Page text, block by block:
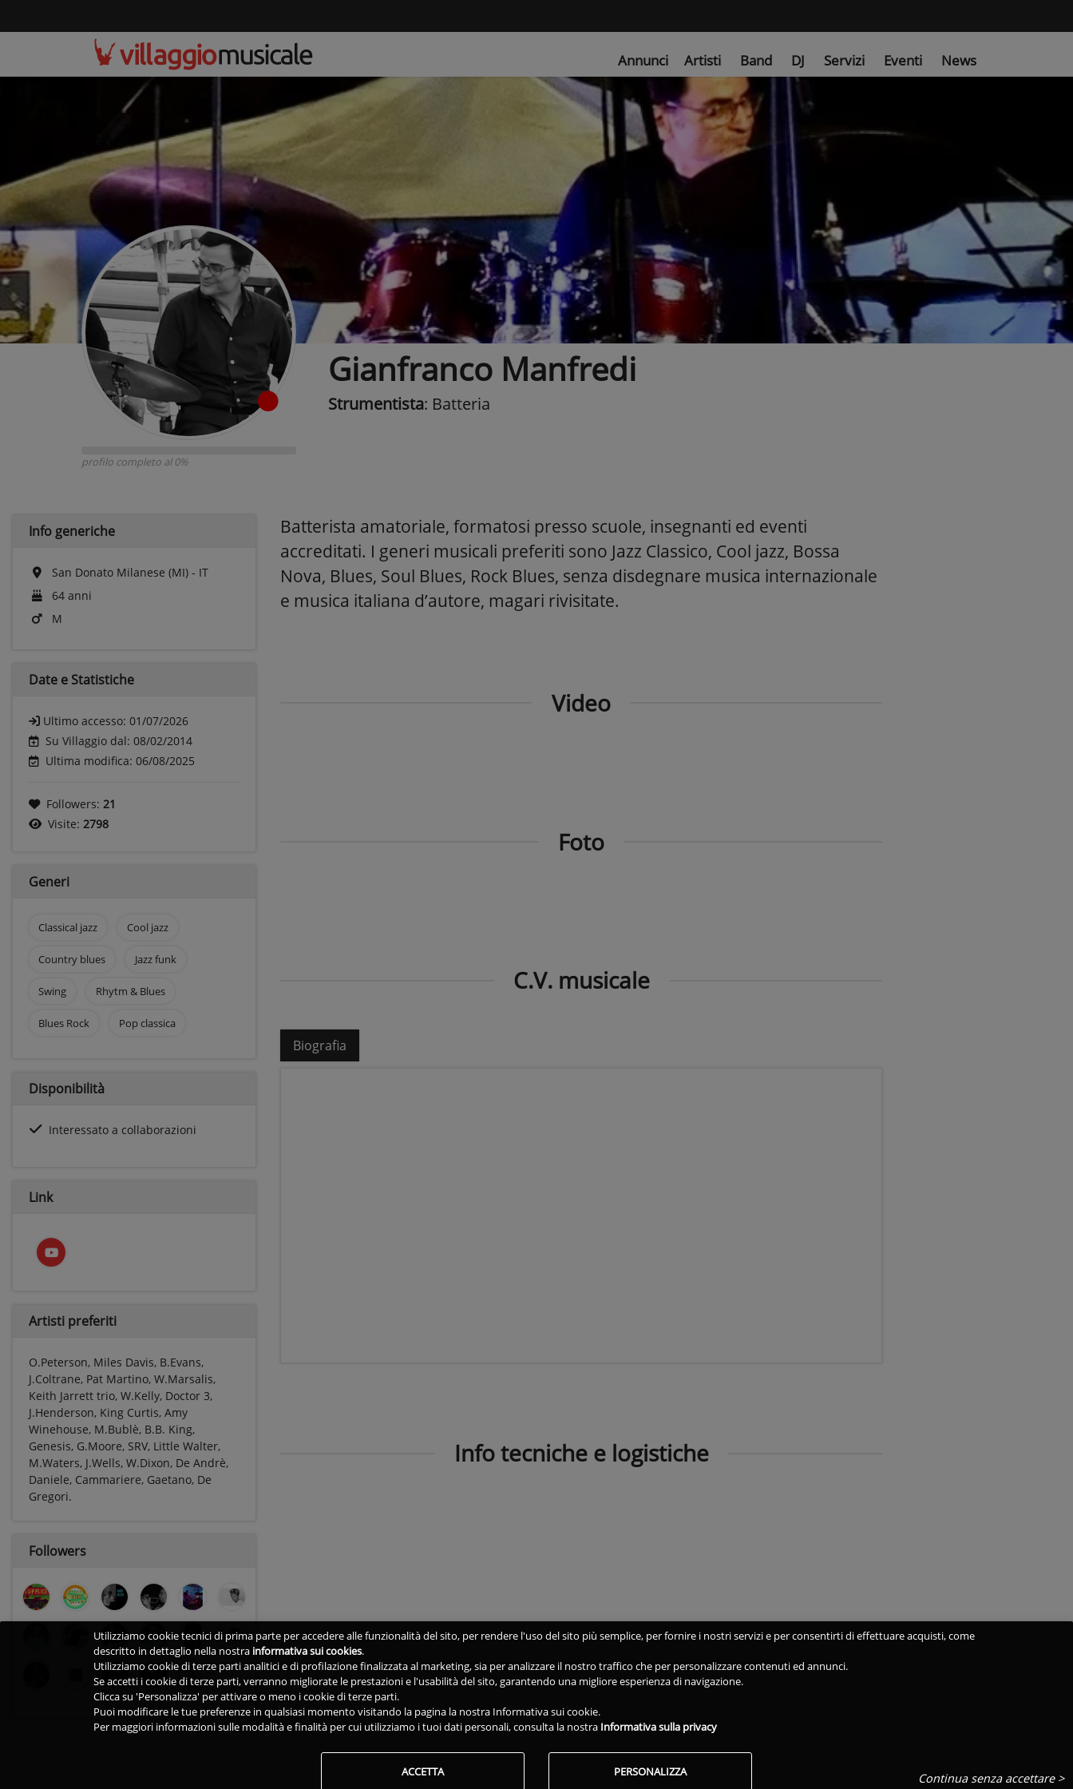
Annunci Artisti Band DJ Servizi Eventi News
profilo completo al 0%
Gianfranco Manfredi
Strumentista: Batteria
Info generiche
San Donato Milanese (MI) - IT
64 anni
M
Date e Statistiche
Ultimo accesso: 01/07/2026
Su Villaggio dal: 08/02/2014
Ultima modifica: 06/08/2025
Followers: 21
Visite: 2798
Generi
Classical jazz Cool jazz
Country blues Jazz funk
Swing Rhytm & Blues
Blues Rock Pop classica
Disponibilità
Interessato a collaborazioni
Link
Artisti preferiti
O.Peterson, Miles Davis, B.Evans,
J.Coltrane, Pat Martino, W.Marsalis,
Keith Jarrett trio, W.Kelly, Doctor 3,
J.Henderson, King Curtis, Amy
Winehouse, M.Bublè, B.B. King,
Genesis, G.Moore, SRV, Little Walter,
M.Waters, J.Wells, W.Dixon, De Andrè,
Daniele, Cammariere, Gaetano, De
Gregori.
Followers
Batterista amatoriale, formatosi presso scuole, insegnanti ed eventi
accreditati. I generi musicali preferiti sono Jazz Classico, Cool jazz, Bossa
Nova, Blues, Soul Blues, Rock Blues, senza disdegnare musica internazionale
e musica italiana d’autore, magari rivisitate.
Video
Foto
C.V. musicale
Biografia
Info tecniche e logistiche
Utilizziamo cookie tecnici di prima parte per accedere alle funzionalità del sito, per rendere l'uso del sito più semplice, per fornire i nostri servizi e per consentirti di effettuare acquisti, come
descritto in dettaglio nella nostra informativa sui cookies.
Utilizziamo cookie di terze parti analitici e di profilazione finalizzata al marketing, sia per analizzare il nostro traffico che per personalizzare contenuti ed annunci.
Se accetti i cookie di terze parti, verranno migliorate le prestazioni e l'usabilità del sito, garantendo una migliore esperienza di navigazione.
Clicca su 'Personalizza' per attivare o meno i cookie di terze parti.
Puoi modificare le tue preferenze in qualsiasi momento visitando la pagina la nostra Informativa sui cookie.
Per maggiori informazioni sulle modalità e finalità per cui utilizziamo i tuoi dati personali, consulta la nostra Informativa sulla privacy
ACCETTA PERSONALIZZA Continua senza accettare >